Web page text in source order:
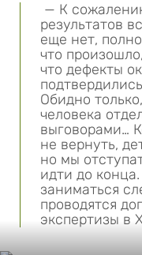
— К
результатов
еще нет,
что
что дефекты
Обидно
человека
выговорами…
не вернуть,
но мы
идти до
заниматься
проводятся
экспертизы в